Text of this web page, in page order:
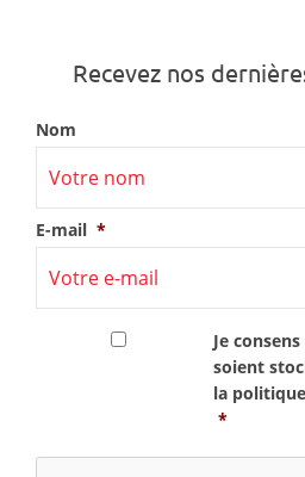
Recevez nos
Nom
E-mail *
Je
soient
la
*